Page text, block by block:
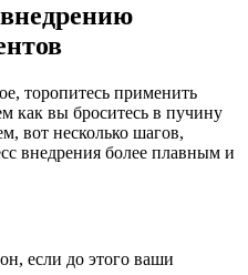
торопитесь применить
как вы броситесь в пучину
вот несколько шагов,
внедрения более плавным и
если до этого ваши